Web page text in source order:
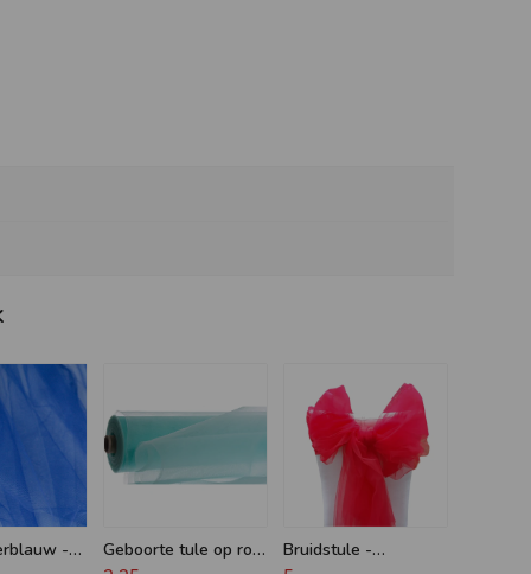
-
Geboorte tule op rol
Bruidstule -